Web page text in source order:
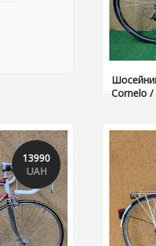
Cornelo /
13990
UAH